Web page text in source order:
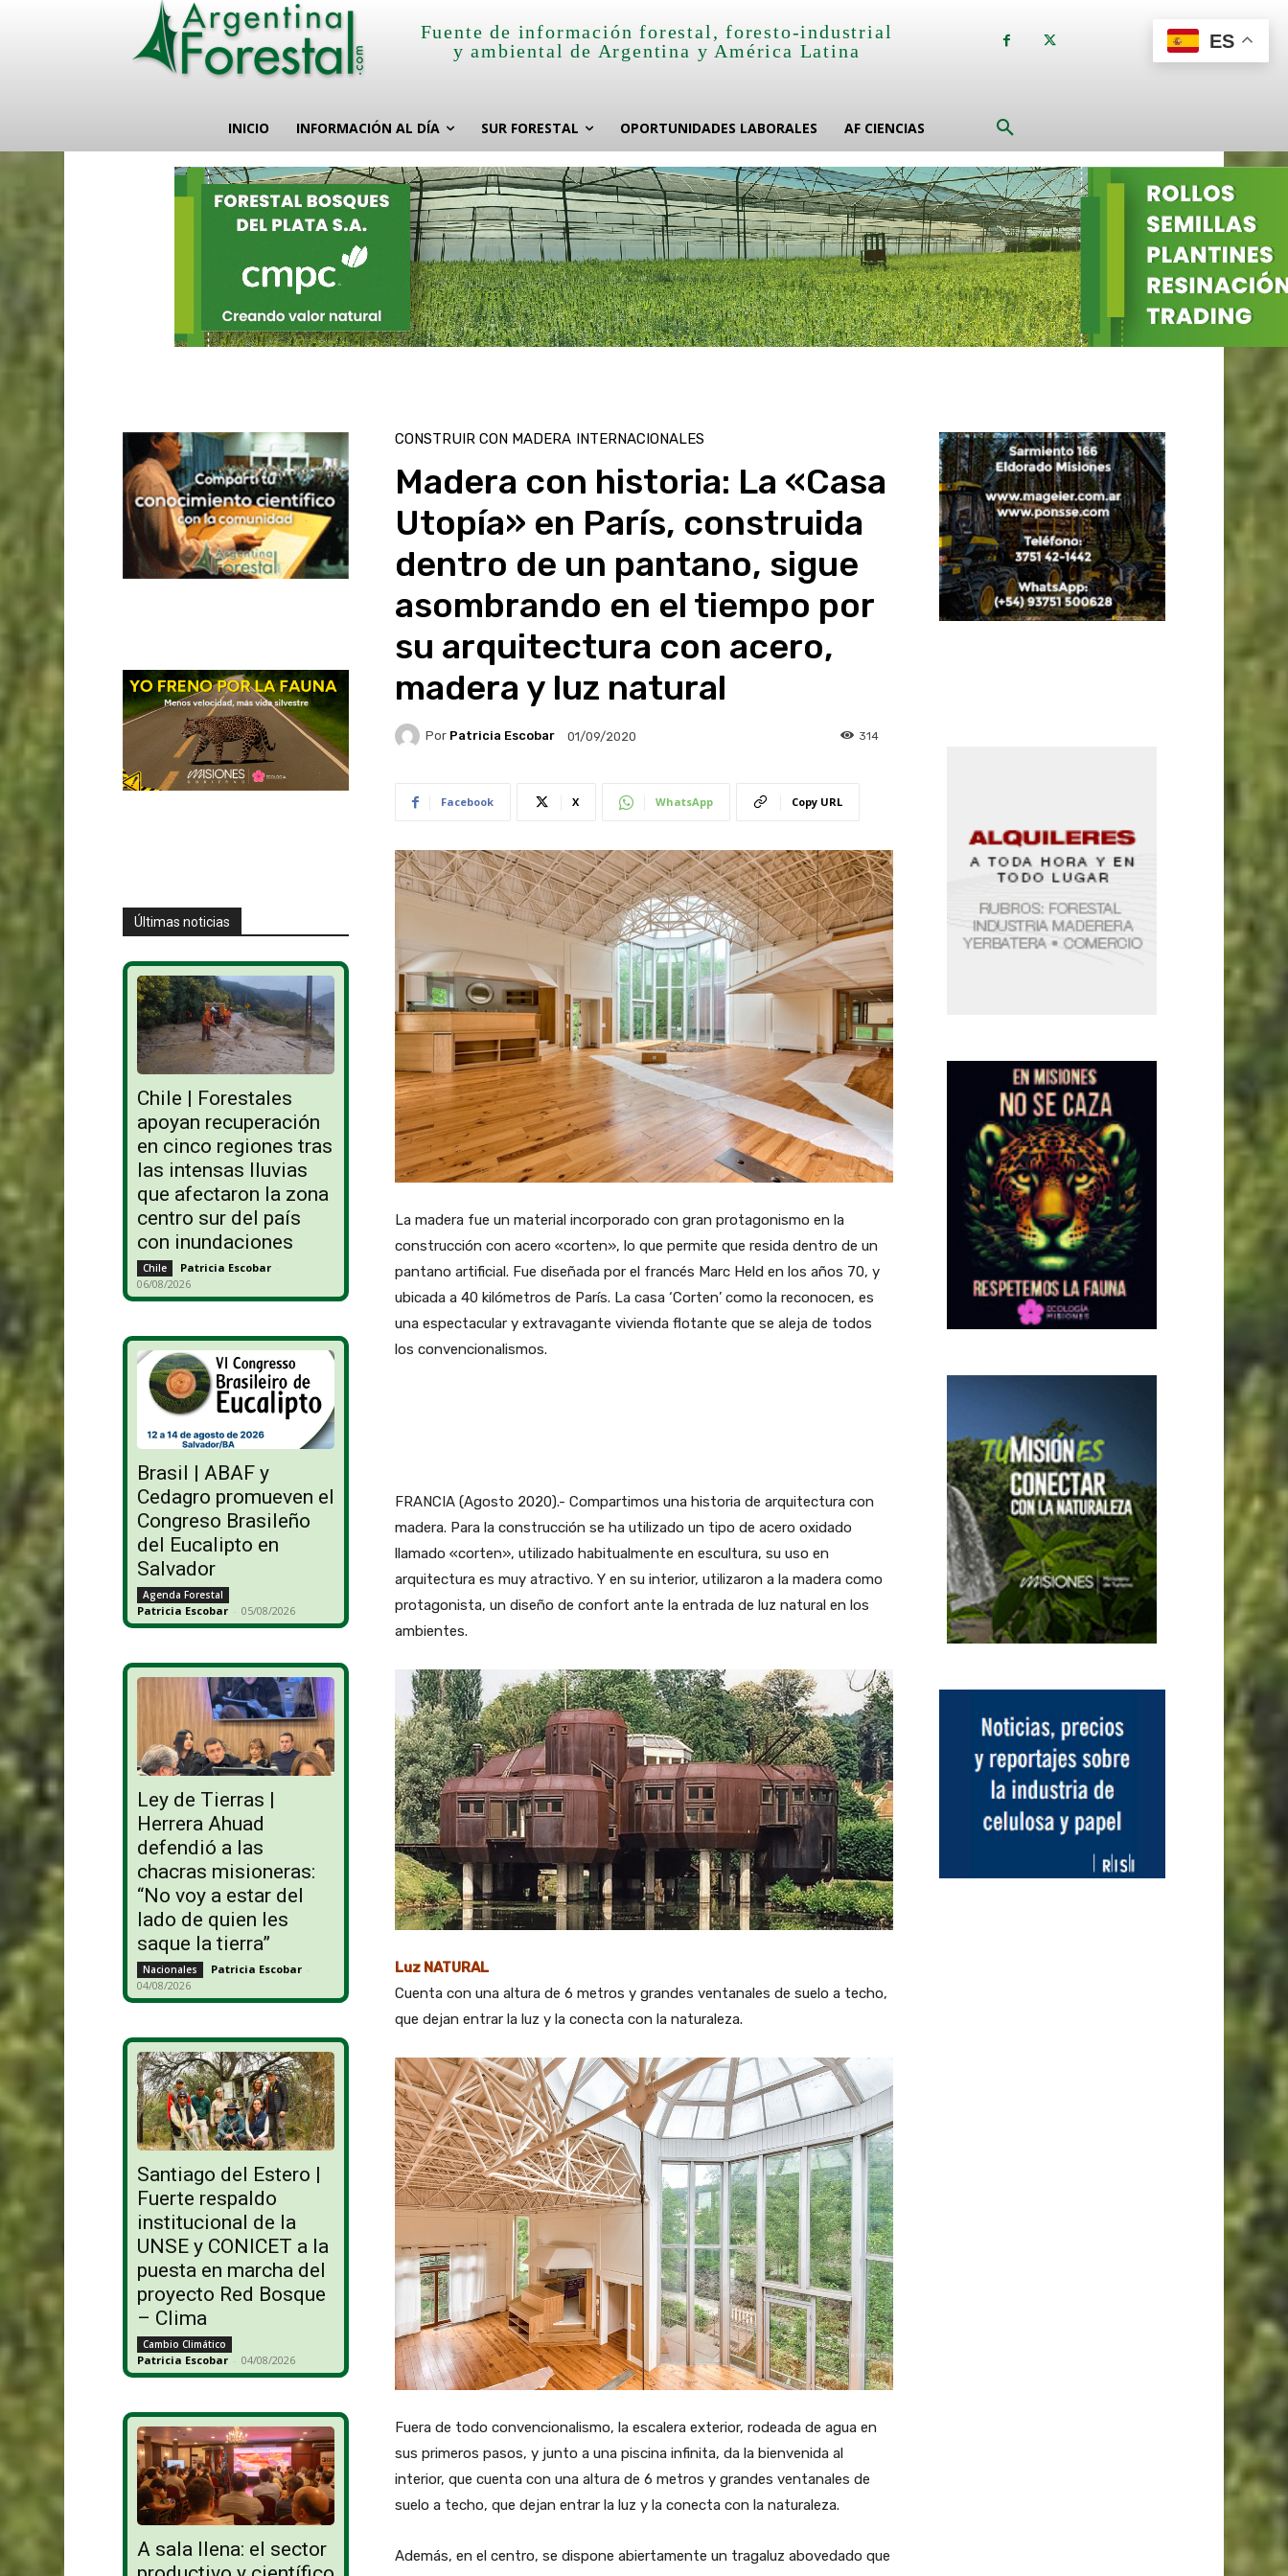
Fuente de información forestal, foresto-industrial
y ambiental de Argentina y América Latina
INICIO INFORMACIÓN AL DÍA SUR FORESTAL OPORTUNIDADES LABORALES AF CIENCIAS
Últimas noticias
Chile | Forestales
apoyan recuperación
en cinco regiones tras
las intensas lluvias
que afectaron la zona
centro sur del país
con inundaciones
Chile Patricia Escobar -
06/08/2026
Brasil | ABAF y
Cedagro promueven el
Congreso Brasileño
del Eucalipto en
Salvador
Agenda Forestal
Patricia Escobar - 05/08/2026
Ley de Tierras |
Herrera Ahuad
defendió a las
chacras misioneras:
“No voy a estar del
lado de quien les
saque la tierra”
Nacionales Patricia Escobar -
04/08/2026
Santiago del Estero |
Fuerte respaldo
institucional de la
UNSE y CONICET a la
puesta en marcha del
proyecto Red Bosque
– Clima
Cambio Climático
Patricia Escobar - 04/08/2026
A sala llena: el sector
CONSTRUIR CON MADERA INTERNACIONALES
Madera con historia: La «Casa
Utopía» en París, construida
dentro de un pantano, sigue
asombrando en el tiempo por
su arquitectura con acero,
madera y luz natural
Por Patricia Escobar 01/09/2020 314
Facebook X WhatsApp Copy URL
La madera fue un material incorporado con gran protagonismo en la
construcción con acero «corten», lo que permite que resida dentro de un
pantano artificial. Fue diseñada por el francés Marc Held en los años 70, y
ubicada a 40 kilómetros de París. La casa ‘Corten’ como la reconocen, es
una espectacular y extravagante vivienda flotante que se aleja de todos
los convencionalismos.
FRANCIA (Agosto 2020).- Compartimos una historia de arquitectura con
madera. Para la construcción se ha utilizado un tipo de acero oxidado
llamado «corten», utilizado habitualmente en escultura, su uso en
arquitectura es muy atractivo. Y en su interior, utilizaron a la madera como
protagonista, un diseño de confort ante la entrada de luz natural en los
ambientes.
Luz NATURAL
Cuenta con una altura de 6 metros y grandes ventanales de suelo a techo,
que dejan entrar la luz y la conecta con la naturaleza.
Fuera de todo convencionalismo, la escalera exterior, rodeada de agua en
sus primeros pasos, y junto a una piscina infinita, da la bienvenida al
interior, que cuenta con una altura de 6 metros y grandes ventanales de
suelo a techo, que dejan entrar la luz y la conecta con la naturaleza.
Además, en el centro, se dispone abiertamente un tragaluz abovedado que
ES